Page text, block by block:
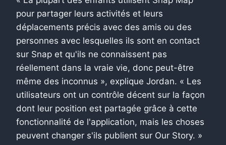
pour partager leurs activités et leurs
déplacements précis avec des amis ou des
personnes avec lesquelles ils sont en contact
sur Snap et qu'ils ne connaissent pas
réellement dans la vraie vie, donc peut-être
même des inconnus », explique Jordan. « Les
utilisateurs ont un contrôle décent sur la façon
dont leur position est partagée grâce à cette
fonctionnalité de l'application, mais les choses
peuvent changer s'ils publient sur Our Story. »